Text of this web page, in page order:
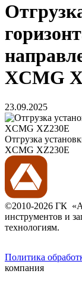
XCMG
23.09.2025
Отгрузка
XCMG XZ230E
©2010-2026 ГК
инструментов и
технологиям.
Политика
компания